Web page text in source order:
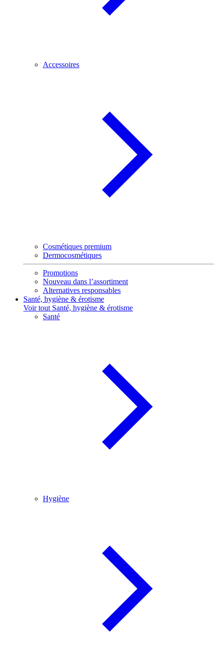
Accessoires
Cosmétiques premium
Dermocosmétiques
Promotions
Nouveau dans l’assortiment
Alternatives responsables
Santé, hygiène & érotisme
Voir tout Santé, hygiène & érotisme
Santé
Hygiène